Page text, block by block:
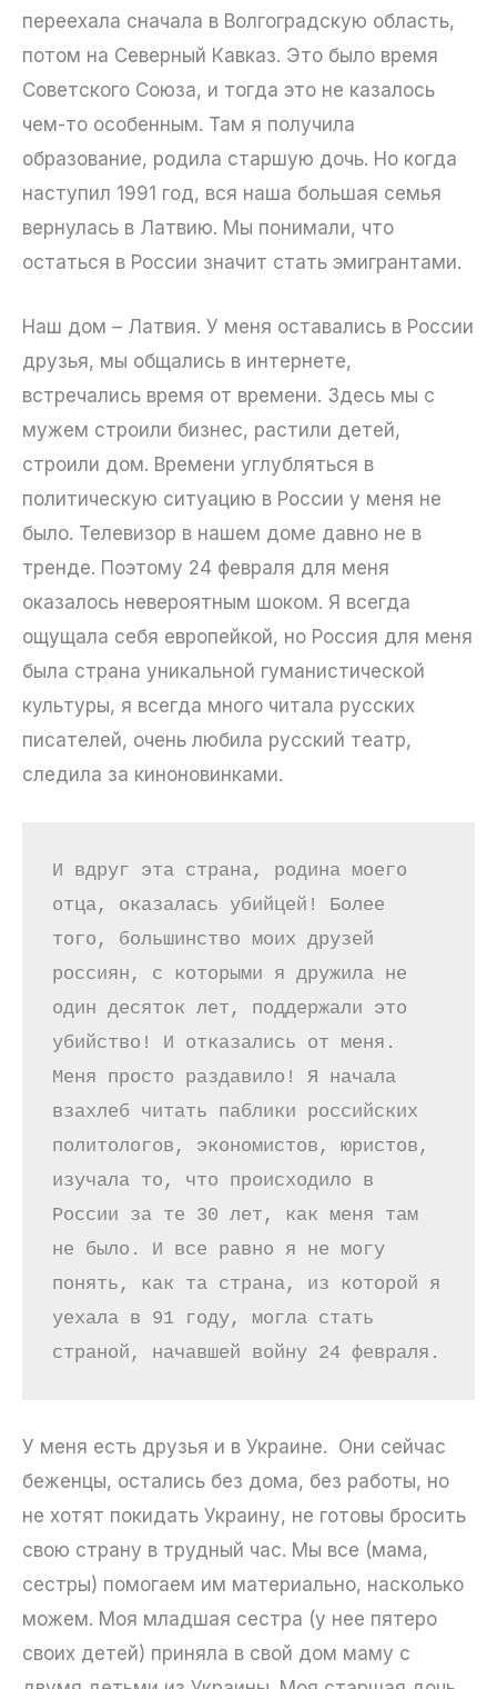
переехала сначала в Волгоградскую область,
потом на Северный Кавказ. Это было время
Советского Союза, и тогда это не казалось
чем-то особенным. Там я получила
образование, родила старшую дочь. Но когда
наступил 1991 год, вся наша большая семья
вернулась в Латвию. Мы понимали, что
остаться в России значит стать эмигрантами.
Наш дом – Латвия. У меня оставались в России
друзья, мы общались в интернете,
встречались время от времени. Здесь мы с
мужем строили бизнес, растили детей,
строили дом. Времени углубляться в
политическую ситуацию в России у меня не
было. Телевизор в нашем доме давно не в
тренде. Поэтому 24 февраля для меня
оказалось невероятным шоком. Я всегда
ощущала себя европейкой, но Россия для меня
была страна уникальной гуманистической
культуры, я всегда много читала русских
писателей, очень любила русский театр,
следила за киноновинками.
И вдруг эта страна, родина моего
отца, оказалась убийцей! Более
того, большинство моих друзей
россиян, с которыми я дружила не
один десяток лет, поддержали это
убийство! И отказались от меня.
Меня просто раздавило! Я начала
взахлеб читать паблики российских
политологов, экономистов, юристов,
изучала то, что происходило в
России за те 30 лет, как меня там
не было. И все равно я не могу
понять, как та страна, из которой я
уехала в 91 году, могла стать
страной, начавшей войну 24 февраля.
У меня есть друзья и в Украине. Они сейчас
беженцы, остались без дома, без работы, но
не хотят покидать Украину, не готовы бросить
свою страну в трудный час. Мы все (мама,
сестры) помогаем им материально, насколько
можем. Моя младшая сестра (у нее пятеро
своих детей) приняла в свой дом маму с